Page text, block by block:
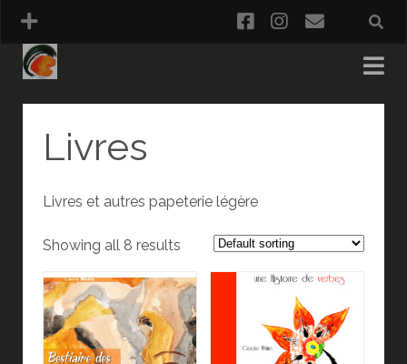
COMMANDE
facebookinstagram
email
Livres
Livres et autres papeterie légère
Showing all 8 results